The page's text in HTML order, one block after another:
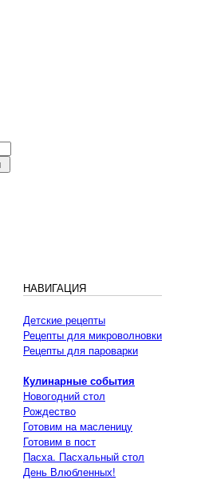
НАВИГАЦИЯ
Детские рецепты
Рецепты для микроволновки
Рецепты для пароварки
Кулинарные события
Новогодний стол
Рождество
Готовим на масленицу
Готовим в пост
Пасха. Пасхальный стол
День Влюбленных!